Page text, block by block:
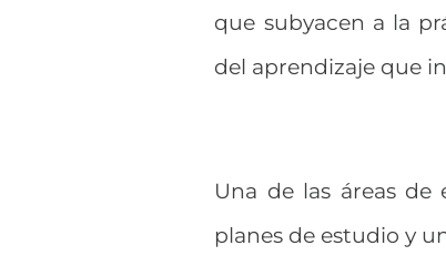
que subyacen a la
del aprendizaje que
Una de las áreas
planes de estudio y